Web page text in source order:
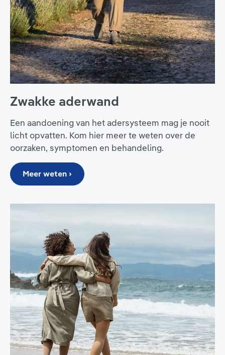
Zwakke aderwand
Een aandoening van het adersysteem mag je nooit
licht opvatten. Kom hier meer te weten over de
oorzaken, symptomen en behandeling.
Meer weten ›